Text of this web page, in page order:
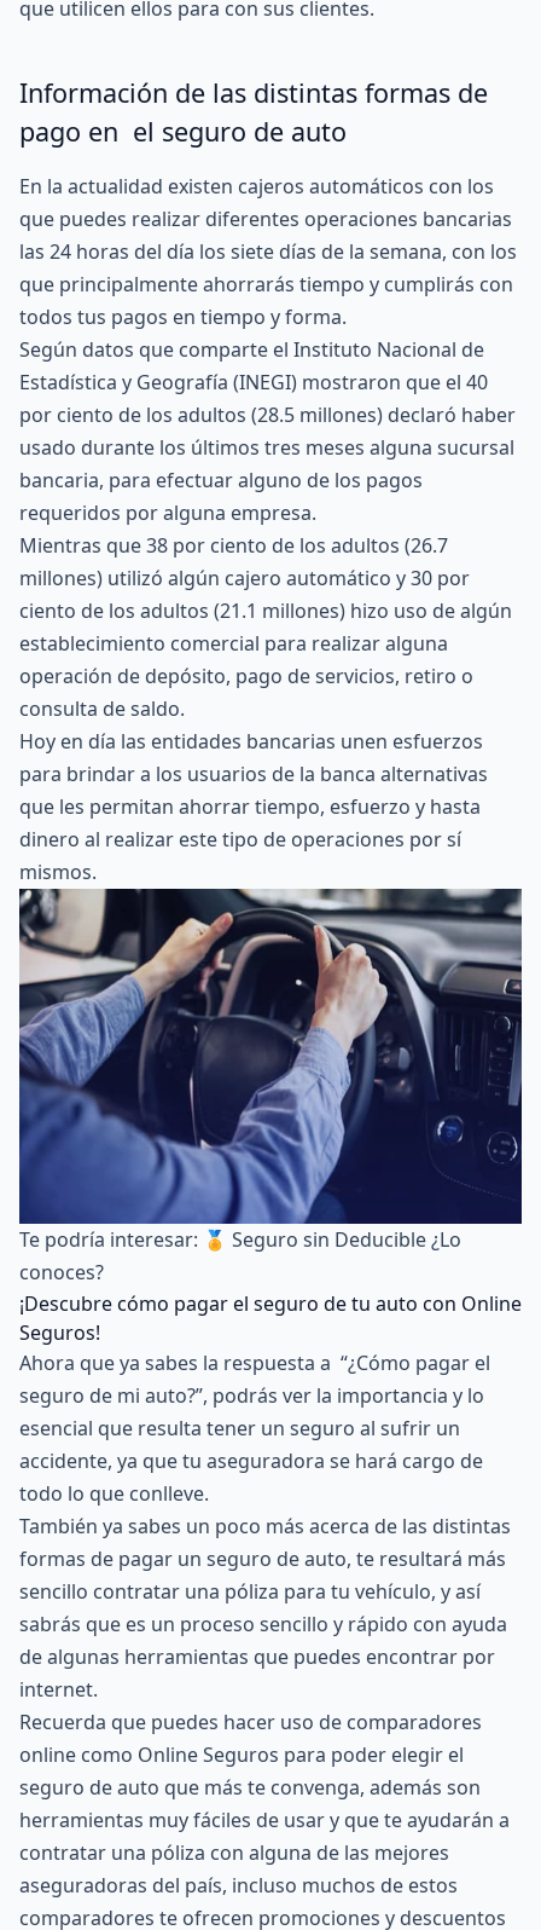
que utilicen ellos para con sus clientes.
Información de las distintas formas de
pago en el seguro de auto
En la actualidad existen cajeros automáticos con los
que puedes realizar diferentes operaciones bancarias
las 24 horas del día los siete días de la semana, con los
que principalmente ahorrarás tiempo y cumplirás con
todos tus pagos en tiempo y forma.
Según datos que comparte el Instituto Nacional de
Estadística y Geografía (INEGI) mostraron que el 40
por ciento de los adultos (28.5 millones) declaró haber
usado durante los últimos tres meses alguna sucursal
bancaria, para efectuar alguno de los pagos
requeridos por alguna empresa.
Mientras que 38 por ciento de los adultos (26.7
millones) utilizó algún cajero automático y 30 por
ciento de los adultos (21.1 millones) hizo uso de algún
establecimiento comercial para realizar alguna
operación de depósito, pago de servicios, retiro o
consulta de saldo.
Hoy en día las entidades bancarias unen esfuerzos
para brindar a los usuarios de la banca alternativas
que les permitan ahorrar tiempo, esfuerzo y hasta
dinero al realizar este tipo de operaciones por sí
mismos.
Te podría interesar: 🏅 Seguro sin Deducible ¿Lo
conoces?
¡Descubre cómo pagar el seguro de tu auto con Online
Seguros!
Ahora que ya sabes la respuesta a “¿Cómo pagar el
seguro de mi auto?”, podrás ver la importancia y lo
esencial que resulta tener un seguro al sufrir un
accidente, ya que tu aseguradora se hará cargo de
todo lo que conlleve.
También ya sabes un poco más acerca de las distintas
formas de pagar un seguro de auto, te resultará más
sencillo contratar una póliza para tu vehículo, y así
sabrás que es un proceso sencillo y rápido con ayuda
de algunas herramientas que puedes encontrar por
internet.
Recuerda que puedes hacer uso de comparadores
online como Online Seguros para poder elegir el
seguro de auto que más te convenga, además son
herramientas muy fáciles de usar y que te ayudarán a
contratar una póliza con alguna de las mejores
aseguradoras del país, incluso muchos de estos
comparadores te ofrecen promociones y descuentos